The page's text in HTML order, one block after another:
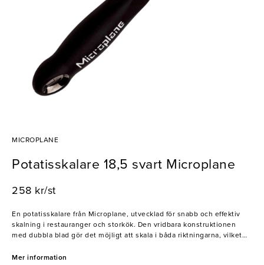
MICROPLANE
Potatisskalare 18,5 svart Microplane
258 kr/st
En potatisskalare från Microplane, utvecklad för snabb och effektiv
skalning i restauranger och storkök. Den vridbara konstruktionen
med dubbla blad gör det möjligt att skala i båda riktningarna, vilket
stål och klarar både mjuka och hårda frukter och grönsaker, såsom
Mer information